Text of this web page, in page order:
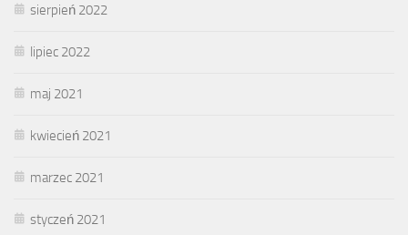
sierpień 2022
lipiec 2022
maj 2021
kwiecień 2021
marzec 2021
styczeń 2021